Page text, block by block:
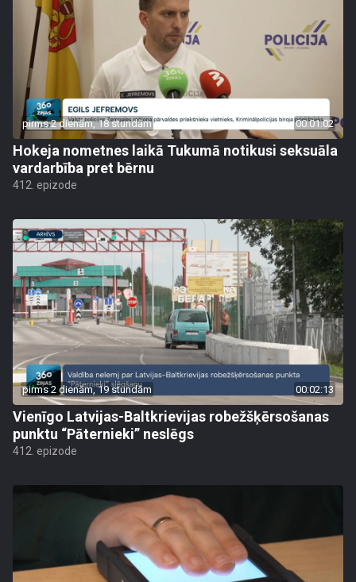
pirms 2 dienām, 18 stundām 00:01:02
Hokeja nometnes laikā Tukumā notikusi seksuāla
vardarbība pret bērnu
412. epizode
pirms 2 dienām, 19 stundām 00:02:13
Vienīgo Latvijas-Baltkrievijas robežšķērsošanas
punktu “Pāternieki” neslēgs
412. epizode